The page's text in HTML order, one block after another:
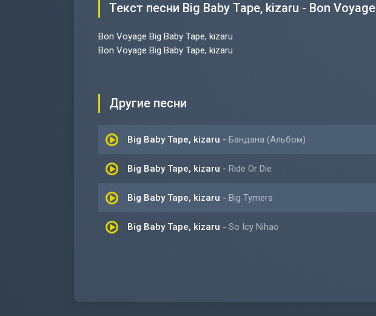
Текст песни Big Baby Tape, kizaru - Bon Voyage
Bon Voyage Big Baby Tape, kizaru
Bon Voyage Big Baby Tape, kizaru
Другие песни
Big Baby Tape, kizaru - Бандана (Альбом)
Big Baby Tape, kizaru - Ride Or Die
Big Baby Tape, kizaru - Big Tymers
Big Baby Tape, kizaru - So Icy Nihao